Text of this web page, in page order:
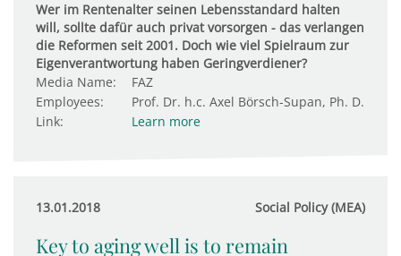
Wer im Rentenalter seinen Lebensstandard halten
will, sollte dafür auch privat vorsorgen - das verlangen
die Reformen seit 2001. Doch wie viel Spielraum zur
Eigenverantwortung haben Geringverdiener?
Media Name:
FAZ
Employees:
Prof. Dr. h.c. Axel Börsch-Supan, Ph. D.
Link:
Learn more
13.01.2018 Social Policy (MEA)
Key to aging well is to remain